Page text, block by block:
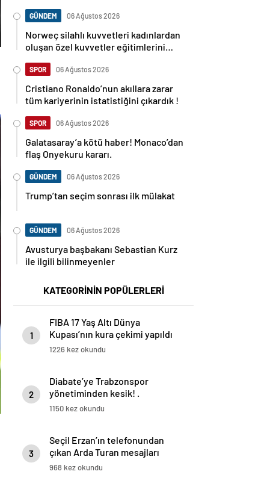
GÜNDEM 06 Ağustos 2026
Norweç silahlı kuvvetleri kadınlardan
oluşan özel kuvvetler eğitimlerini
SPOR 06 Ağustos 2026
Cristiano Ronaldo’nun akıllara zarar
tüm kariyerinin istatistiğini çıkardık !
SPOR 06 Ağustos 2026
Galatasaray’a kötü haber! Monaco’dan
flaş Onyekuru kararı.
GÜNDEM 06 Ağustos 2026
Trump’tan seçim sonrası ilk mülakat
GÜNDEM 06 Ağustos 2026
Avusturya başbakanı Sebastian Kurz
ile ilgili bilinmeyenler
KATEGORİNİN POPÜLERLERİ
1
FIBA 17 Yaş Altı Dünya
Kupası’nın kura çekimi yapıldı
1226 kez okundu
2
Diabate’ye Trabzonspor
yönetiminden kesik! .
1150 kez okundu
3
Seçil Erzan’ın telefonundan
çıkan Arda Turan mesajları
968 kez okundu